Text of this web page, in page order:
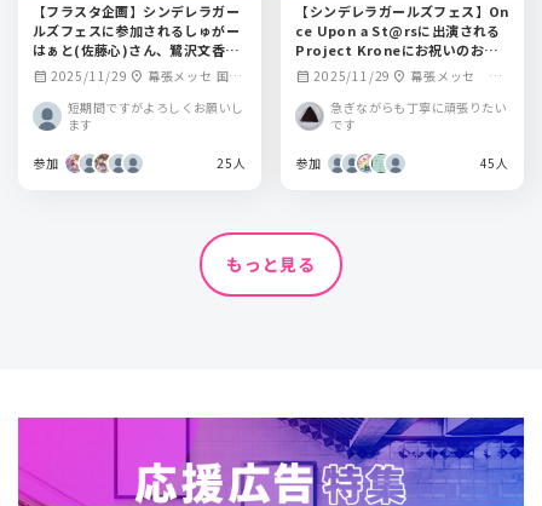
【フラスタ企画】シンデレラガー
ルズフェスに参加されるしゅがー
はぁと(佐藤心)さん、鷺沢文香さ
ん宛てに長野出身アイドルと共に
フラスタを贈りませんか？
calendar_month 2025/11/29 location_on 幕張メッセ 国際
展示場ホール9-11
短期間ですがよろしくお願いし
ます
参加 25人
【シンデレラガールズフェス】On
ce Upon a St@rsに出演される
Project Kroneにお祝いのお花
を贈りませんか
calendar_month 2025/11/29 location_on 幕張メッセ 国
際展示場ホール9-1
1
急ぎながらも丁寧に頑張りたい
です
参加 45人
もっと見る